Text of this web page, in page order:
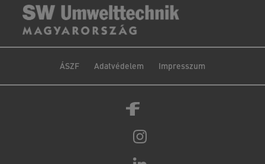
ÁSZF Adatvédelem Impresszum